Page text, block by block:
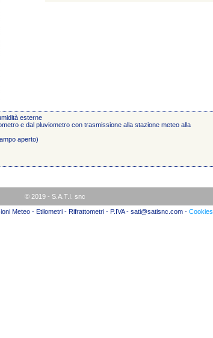
esterne
e dal pluviometro con trasmissione alla stazione meteo alla
aperto)
© 2019 - S.A.T.I. snc
Meteo - Etilometri - Rifrattometri - P.IVA - sati@satisnc.com - Cookies